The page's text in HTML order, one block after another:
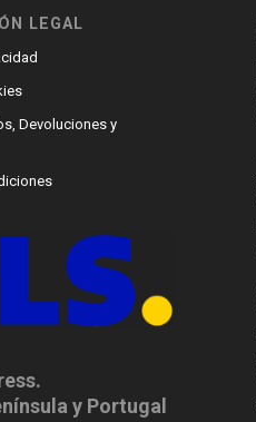
LEGAL
Devoluciones y
y Portugal